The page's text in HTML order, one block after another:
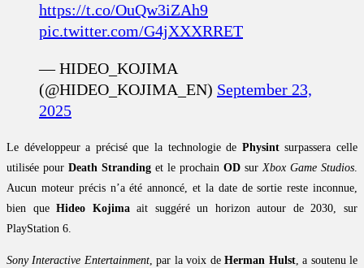
https://t.co/OuQw3iZAh9
pic.twitter.com/G4jXXXRRET
— HIDEO_KOJIMA
(@HIDEO_KOJIMA_EN) September 23,
2025
Le développeur a précisé que la technologie de Physintsurpassera celle
utilisée pour Death Stranding et le prochain OD surXbox Game Studios.
Aucun moteur précis n’a été annoncé, et la date de sortie reste inconnue,
bien queHideo Kojimaait suggéré un horizon autour de 2030, sur
PlayStation 6.
Sony Interactive Entertainment, par la voix deHerman Hulst, a soutenu le